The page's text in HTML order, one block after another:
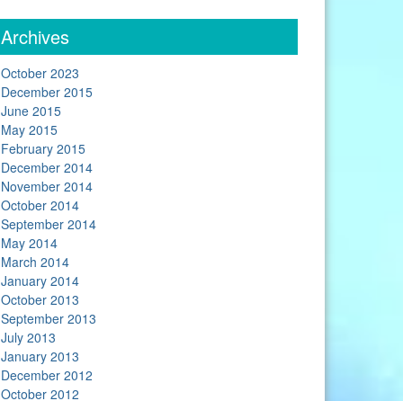
Archives
October 2023
December 2015
June 2015
May 2015
February 2015
December 2014
November 2014
October 2014
September 2014
May 2014
March 2014
January 2014
October 2013
September 2013
July 2013
January 2013
December 2012
October 2012